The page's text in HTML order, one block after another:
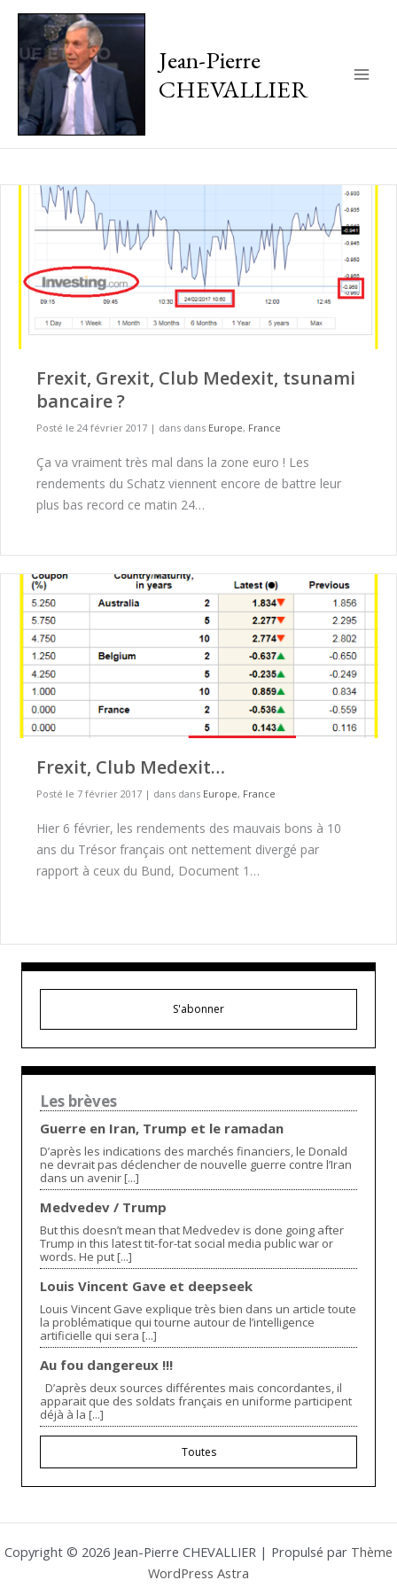
Jean-Pierre
CHEVALLIER
Frexit, Grexit, Club Medexit, tsunami
bancaire ?
Posté le 24 février 2017 | dans dans Europe, France
Ça va vraiment très mal dans la zone euro ! Les
rendements du Schatz viennent encore de battre leur
plus bas record ce matin 24…
Frexit, Club Medexit…
Posté le 7 février 2017 | dans dans Europe, France
Hier 6 février, les rendements des mauvais bons à 10
ans du Trésor français ont nettement divergé par
rapport à ceux du Bund, Document 1…
S'abonner
Les brèves
Guerre en Iran, Trump et le ramadan
D’après les indications des marchés financiers, le Donald
ne devrait pas déclencher de nouvelle guerre contre l’Iran
dans un avenir [...]
Medvedev / Trump
But this doesn’t mean that Medvedev is done going after
Trump in this latest tit-for-tat social media public war or
words. He put [...]
Louis Vincent Gave et deepseek
Louis Vincent Gave explique très bien dans un article toute
la problématique qui tourne autour de l’intelligence
artificielle qui sera [...]
Au fou dangereux !!!
D’après deux sources différentes mais concordantes, il
apparait que des soldats français en uniforme participent
déjà à la [...]
Toutes
Copyright © 2026 Jean-Pierre CHEVALLIER | Propulsé par Thème
WordPress Astra